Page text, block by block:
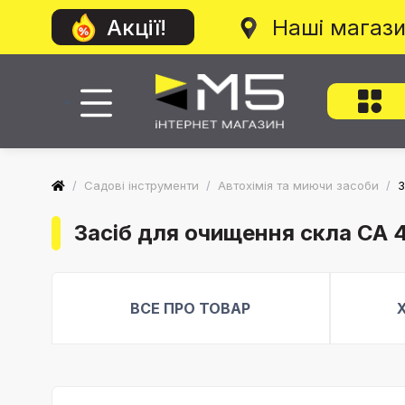
Акції! Наші
/ Садові інструменти / Автохімія та миючи засоби /
Засіб для очищення скла
ВСЕ ПРО ТОВАР